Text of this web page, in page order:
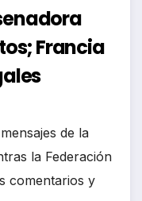
Francia
de la
la Federación
comentarios y